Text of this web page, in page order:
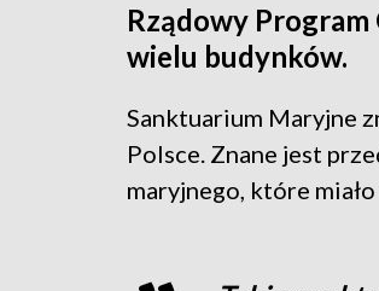
Rządowy
wielu budynków.
Sanktuarium Maryjne
Polsce. Znane jest
maryjnego, które